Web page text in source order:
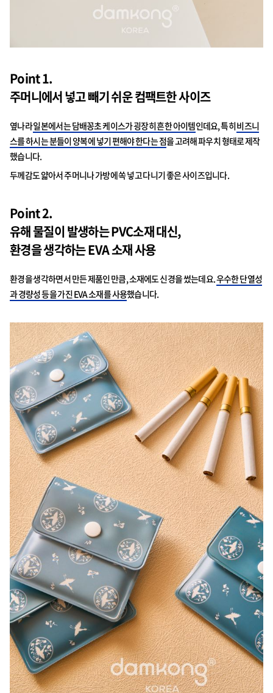
Point 1.
주머니에서 넣고 빼기 쉬운 컴팩트한 사이즈
옆나라일본에서는 담배꽁초 케이스가 굉장히 흔한 아이템인데요, 특히비즈니
스를 하시는 분들이 양복에 넣기 편해야 한다는 점을 고려해 파우치 형태로 제작
했습니다.
두께감도 얇아서 주머니나 가방에 쏙 넣고 다니기 좋은 사이즈입니다.
Point 2.
유해 물질이 발생하는 PVC소재 대신,
환경을 생각하는 EVA 소재 사용
환경을 생각하면서 만든 제품인 만큼, 소재에도 신경을 썼는데요.우수한 단열성
과 경량성 등을 가진 EVA 소재를 사용했습니다.